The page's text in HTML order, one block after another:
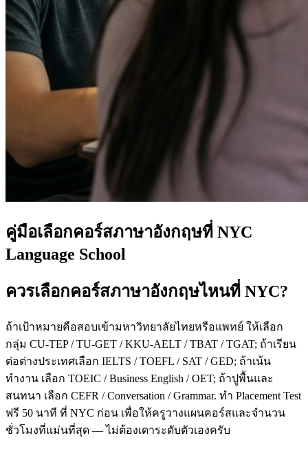
คู่มือเลือกคอร์สภาษาอังกฤษที่ NYC
Language School
ควรเลือกคอร์สภาษาอังกฤษไหนที่ NYC?
ถ้าเป้าหมายคือสอบเข้ามหาวิทยาลัยไทยหรือแพทย์ ให้เลือก
กลุ่ม CU-TEP / TU-GET / KKU-AELT / TBAT / TGAT; ถ้าเรียน
ต่อต่างประเทศเลือก IELTS / TOEFL / SAT / GED; ถ้าเน้น
ทำงาน เลือก TOEIC / Business English / OET; ถ้าปูพื้นและ
สนทนา เลือก CEFR / Conversation / Grammar. ทำ Placement Test
ฟรี 50 นาที ที่ NYC ก่อน เพื่อให้ครูวางแผนคอร์สและจำนวน
ชั่วโมงที่แม่นที่สุด — ไม่ต้องเดาระดับตัวเองครับ